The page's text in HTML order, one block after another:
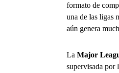
formato de
una de las ligas
aún genera
La Major
supervisada por